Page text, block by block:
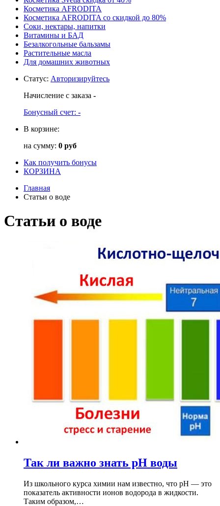
Косметика AFRODITA
Косметика AFRODITA со скидкой до 80%
Соки, нектары, напитки
Витамины и БАД
Безалкогольные бальзамы
Растительные масла
Для домашних животных
Статус: Авторизируйтесь
Начисление с заказа -
Бонусный счет: -
В корзине:
на сумму: 0 руб
Как получить бонусы
КОРЗИНА
Главная
Статьи о воде
Статьи о воде
Так ли важно знать рН воды
Из школьного курса химии нам известно, что рН — это
показатель активности ионов водорода в жидкости.
Таким образом,…